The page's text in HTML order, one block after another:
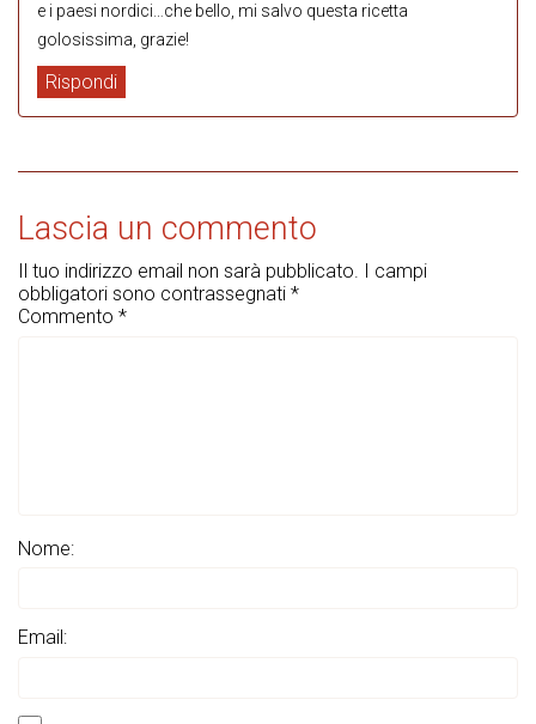
e i paesi nordici…che bello, mi salvo questa ricetta
golosissima, grazie!
Rispondi
Lascia un commento
Il tuo indirizzo email non sarà pubblicato. I campi
obbligatori sono contrassegnati *
Commento *
Nome:
Email: